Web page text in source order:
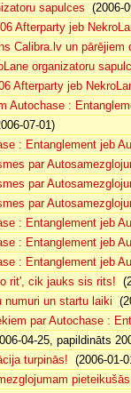
sapulces (2006-
Afterparty jeb
Calibra.lv un pārējiem
organizatoru
Afterparty jeb
Autochase :
07-01)
: Entanglement jeb
par
par
par
: Entanglement jeb
: Entanglement jeb
: Entanglement jeb
rit', cik jauks sis rits!
numuri un startu laiki
par Autochase :
04-25, papildināts
turpinās! (2006-01-